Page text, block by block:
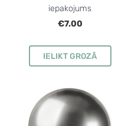
iepakojums
€7.00
IELIKT GROZĀ